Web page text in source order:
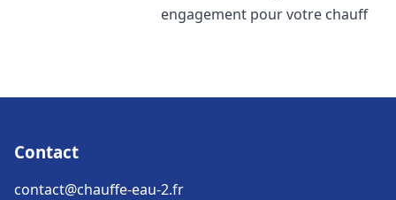
engagement pour votre chauff
Contact
contact@chauffe-eau-2.fr